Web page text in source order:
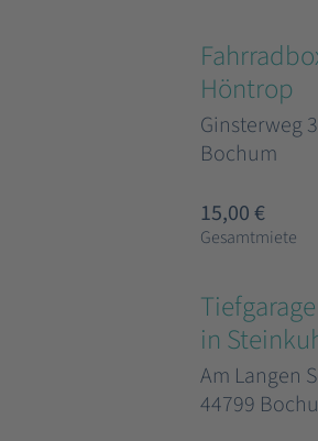
Höntrop
Ginsterweg
Bochum
15,00 €
Gesamtmiete
in
Am Langen
44799